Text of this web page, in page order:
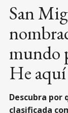
San
mundo
He
Descubra por
clasificada